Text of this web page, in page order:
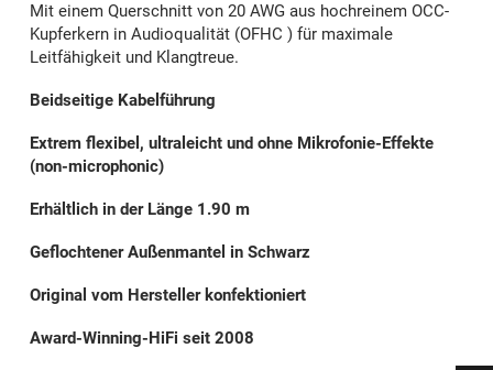
Mit einem Querschnitt von 20 AWG aus hochreinem OCC-
Kupferkern in Audioqualität (OFHC ) für maximale
Leitfähigkeit und Klangtreue.
Beidseitige Kabelführung
Extrem flexibel, ultraleicht und ohne Mikrofonie-Effekte
(non-microphonic)
Erhältlich in der Länge 1.90 m
Geflochtener Außenmantel in Schwarz
Original vom Hersteller konfektioniert
Award-Winning-HiFi seit 2008